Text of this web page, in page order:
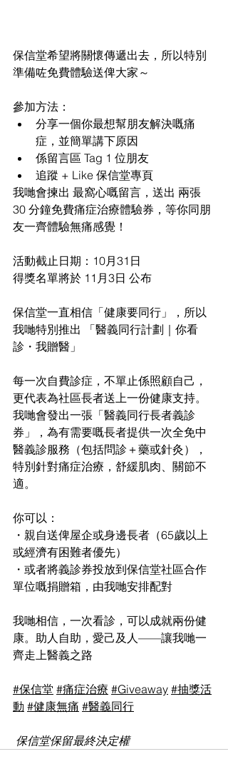
保信堂希望將關懷傳遞出去，所以特別
準備咗免費體驗送俾大家～
參加方法：
分享一個你最想幫朋友解決嘅痛
症，並簡單講下原因
係留言區 Tag 1 位朋友
追蹤 + Like 保信堂專頁
我哋會揀出 最窩心嘅留言，送出 兩張
30 分鐘免費痛症治療體驗券，等你同朋
友一齊體驗無痛感覺！
活動截止日期：10月31日
得獎名單將於 11月3日 公布
保信堂一直相信「健康要同行」，所以
我哋特別推出 「醫義同行計劃｜你看
診・我贈醫」
每一次自費診症，不單止係照顧自己，
更代表為社區長者送上一份健康支持。
我哋會發出一張「醫義同行長者義診
券」，為有需要嘅長者提供一次全免中
醫義診服務（包括問診＋藥或針灸），
特別針對痛症治療，舒緩肌肉、關節不
適。
你可以：
・親自送俾屋企或身邊長者（65歲以上
或經濟有困難者優先）
・或者將義診券投放到保信堂社區合作
單位嘅捐贈箱，由我哋安排配對
我哋相信，一次看診，可以成就兩份健
康。助人自助，愛己及人——讓我哋一
齊走上醫義之路
#保信堂 #痛症治療 #Giveaway #抽獎活
動 #健康無痛 #醫義同行
保信堂保留最終決定權